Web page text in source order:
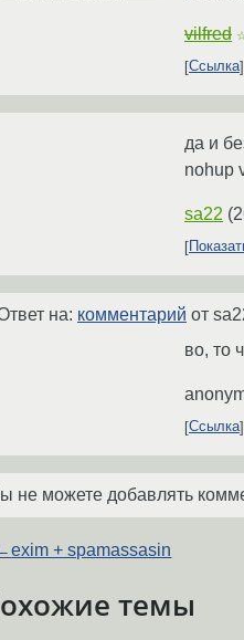
vilfred
Ссылка
да и
nohup
sa22 (
на: комментарий от
во, то
Ссылка
не можете добавлять
exim + spamassasin
темы